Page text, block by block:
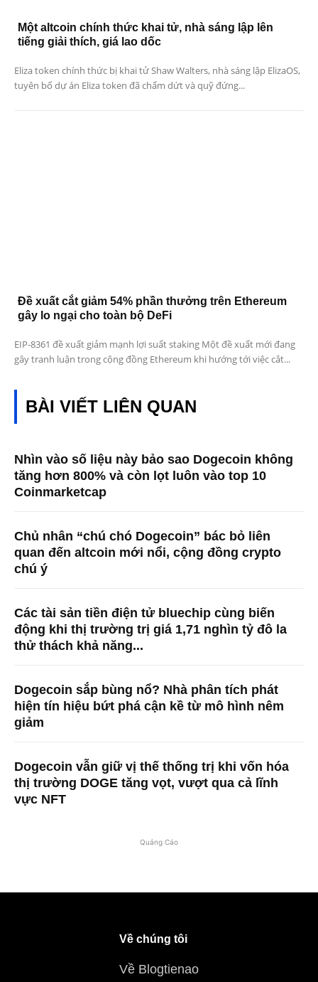
Một altcoin chính thức khai tử, nhà sáng lập lên
tiếng giải thích, giá lao dốc
Eliza token chính thức bị khai tử Shaw Walters, nhà sáng lập ElizaOS,
tuyên bố dự án Eliza token đã chấm dứt và quỹ đứng...
Đề xuất cắt giảm 54% phần thưởng trên Ethereum
gây lo ngại cho toàn bộ DeFi
EIP-8361 đề xuất giảm mạnh lợi suất staking Một đề xuất mới đang
gây tranh luận trong cộng đồng Ethereum khi hướng tới việc cắt...
BÀI VIẾT LIÊN QUAN
Nhìn vào số liệu này bảo sao Dogecoin không
tăng hơn 800% và còn lọt luôn vào top 10
Coinmarketcap
Chủ nhân “chú chó Dogecoin” bác bỏ liên
quan đến altcoin mới nổi, cộng đồng crypto
chú ý
Các tài sản tiền điện tử bluechip cùng biến
động khi thị trường trị giá 1,71 nghìn tỷ đô la
thử thách khả năng...
Dogecoin sắp bùng nổ? Nhà phân tích phát
hiện tín hiệu bứt phá cận kề từ mô hình nêm
giảm
Dogecoin vẫn giữ vị thế thống trị khi vốn hóa
thị trường DOGE tăng vọt, vượt qua cả lĩnh
vực NFT
Quảng Cáo
Về chúng tôi
Về Blogtienao